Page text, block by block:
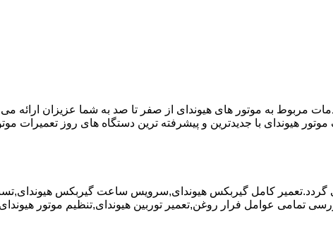
مربوط به موتور های هیوندای از صفر تا صد به شما عزیزان ارائه
هیوندای با جدیدترین و پیشرفته ترین دستگاه های روز تعمیرات
گردد.تعمیر کامل گیربکس هیوندای,سرویس ساعت گیربکس
عوامل فرار روغن,تعمیر توربین هیوندای,تنظیم موتور هیوندای